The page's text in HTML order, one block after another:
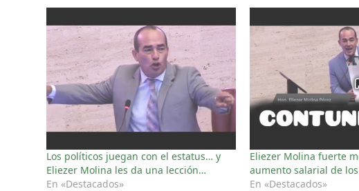
Los políticos juegan con el estatus… y
Eliezer Molina les da una lección…
En «Destacados»
Eliezer Molina fuerte
aumento salarial de
En «Destacados»